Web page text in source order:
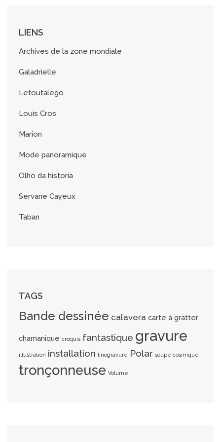
LIENS
Archives de la zone mondiale
Galadrielle
Letoutalego
Louis Cros
Marion
Mode panoramique
Olho da historia
Servane Cayeux
Taban
TAGS
Bande dessinée calavera carte à gratter
chamanique croquis fantastique gravure
illustration installation linogravure Polar soupe cosmique
tronçonneuse Volume